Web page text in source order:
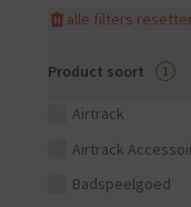
alle filters
Product soort 1
Airtrack
Airtrack
Badspeelgoed